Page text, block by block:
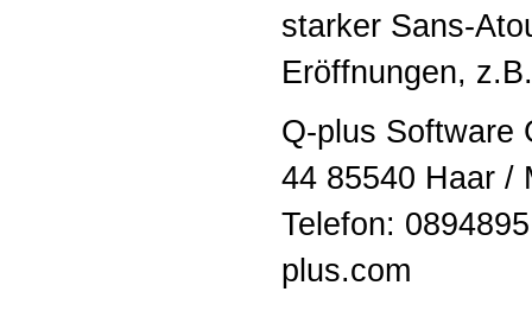
starker Sans-
Eröffnungen,
Q-plus Software
44 85540 Haar /
Telefon:
plus.com